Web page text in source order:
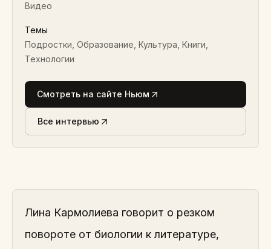
Видео
Темы
Подростки, Образование, Культура, Книги,
Технологии
Смотреть на сайте Ньюм
Все интервью
Лина Кармолиева говорит о резком
повороте от биологии к литературе,